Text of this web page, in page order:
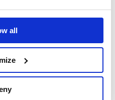
all
et
of Hamon
haar technische of